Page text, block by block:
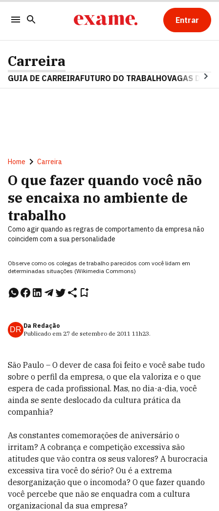
Entrar
Carreira
GUIA DE CARREIRAFUTURO DO TRABALHOVAGAS DE
Home Carreira
O que fazer quando você não
se encaixa no ambiente de
trabalho
Como agir quando as regras de comportamento da empresa não
coincidem com a sua personalidade
Observe como os colegas de trabalho parecidos com você lidam em
determinadas situações (Wikimedia Commons)
DR Da Redação
Publicado em 27 de setembro de 2011 11h23.
São Paulo – O dever de casa foi feito e você sabe tudo
sobre o perfil da empresa, o que ela valoriza e o que
espera de cada profissional. Mas, no dia-a-dia, você
ainda se sente deslocado da cultura prática da
companhia?
As constantes comemorações de aniversário o
irritam? A cobrança e competição excessiva são
atitudes que vão contra os seus valores? A burocracia
excessiva tira você do sério? Ou é a extrema
desorganização que o incomoda? O que fazer quando
você percebe que não se enquadra com a cultura
organizacional da sua empresa?